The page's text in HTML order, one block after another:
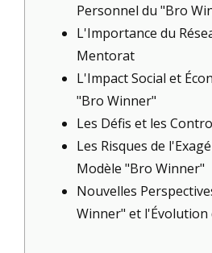
Personnel du "Bro
L'Importance du
Mentorat
L'Impact Social et
"Bro Winner"
Les Défis et les
Les Risques de
Modèle "Bro Winner"
Nouvelles
Winner" et l'Évolution